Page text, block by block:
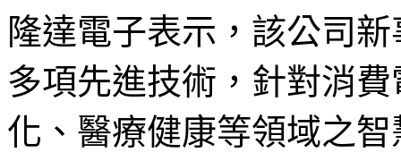
隆達電子表示，該公司
多項先進技術，針對消
化、醫療健康等領域之